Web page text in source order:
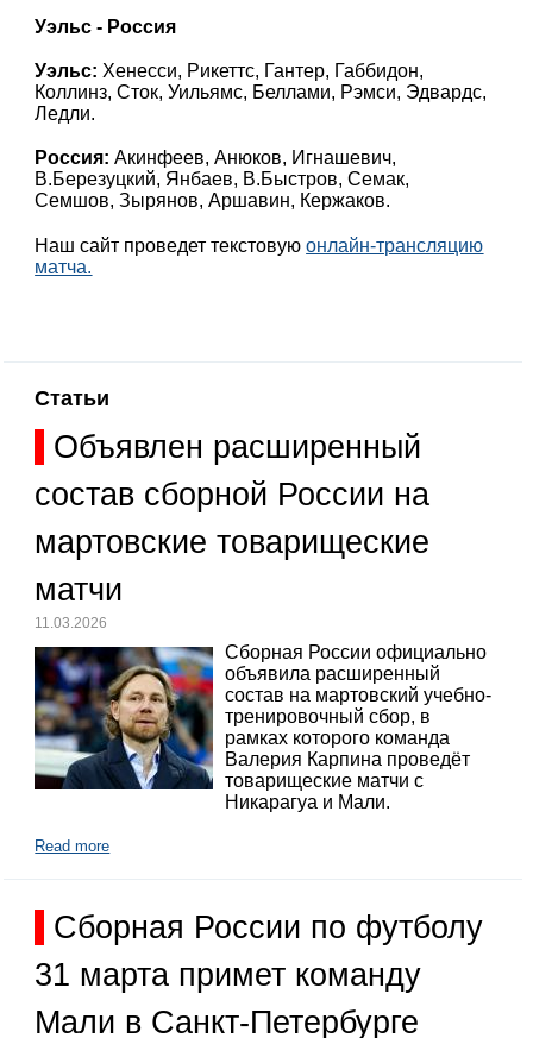
Уэльс - Россия
Уэльс: Хенесси, Рикеттс, Гантер, Габбидон,
Коллинз, Сток, Уильямс, Беллами, Рэмси, Эдвардс,
Ледли.
Россия:Акинфеев, Анюков, Игнашевич,
В.Березуцкий, Янбаев, В.Быстров, Семак,
Семшов, Зырянов, Аршавин, Кержаков.
Наш сайт проведет текстовуюонлайн-трансляцию
матча.
Статьи
Объявлен расширенный
состав сборной России на
мартовские товарищеские
матчи
11.03.2026
Сборная России официально
объявила расширенный
состав на мартовский учебно-
тренировочный сбор, в
рамках которого команда
Валерия Карпина проведёт
товарищеские матчи с
Никарагуа и Мали.
Read more
Сборная России по футболу
31 марта примет команду
Мали в Санкт-Петербурге